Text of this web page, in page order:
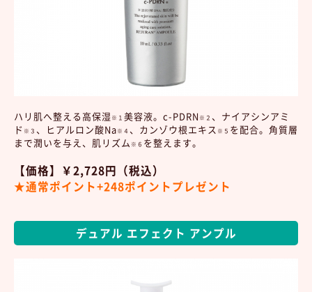
ハリ肌へ整える高保湿 ※１ 美容液。c-PDRN ※２ 、ナイアシンアミ
ド ※３ 、ヒアルロン酸Na※４ 、カンゾウ根エキス ※５ を配合。角質層
まで潤いを与え、肌リズム ※６ を整えます。
【価格】￥2,728円（税込）
★通常ポイント+248ポイントプレゼント
デュアル エフェクト アンプル